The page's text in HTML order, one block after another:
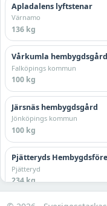
Apladalens lyftstenar
Värnamo
136 kg
Vårkumla hembygdsgård
Falköpings kommun
100 kg
Järsnäs hembygdsgård
Jönköpings kommun
100 kg
Pjätteryds
Pjätteryd
234 kg